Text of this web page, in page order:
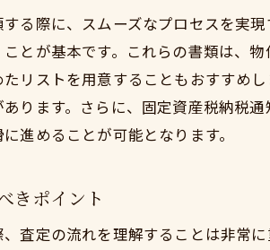
不動産買
売却成功
査定後の
売却手続
誠実な査
る際に、スムーズなプロセスを実
とが基本です。これらの書類は、
リストを用意することもおすすめ
ります。さらに、固定資産税納税
進めることが可能となります。
きポイント
査定の流れを理解することは非常